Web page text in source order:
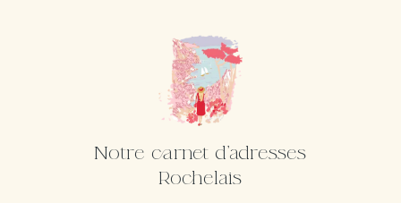
Notre carnet d'adresses
Rochelais